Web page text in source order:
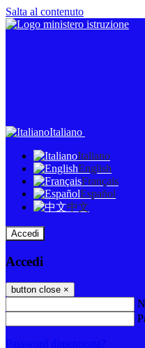
Salta al contenuto
Italiano
Italiano
English
Français
Español
中文
Accedi
Accedi
button close ×